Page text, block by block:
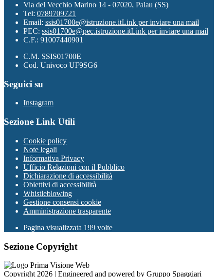
Via del Vecchio Marino 14 - 07020, Palau (SS)
Tel: 0789709721
Email: ssis01700e@istruzione.itLink per inviare una mail
PEC: ssis01700e@pec.istruzione.itLink per inviare una mail
C.F.: 91007440901
C.M. SSIS01700E
Cod. Univoco UF9SG6
Seguici su
Instagram
Sezione Link Utili
Cookie policy
Note legali
Informativa Privacy
Ufficio Relazioni con il Pubblico
Dichiarazione di accessibilità
Obiettivi di accessibilità
Whistleblowing
Gestione consensi cookie
Amministrazione trasparente
Pagina visualizzata 199 volte
Sezione Copyright
Copyright 2026 | Engineered and powered by Gruppo Spaggiari